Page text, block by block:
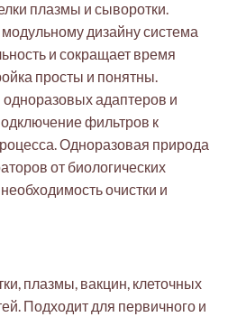
плазмы и сыворотки.
дизайну система
и сокращает время
просты и понятны.
одноразовых адаптеров и
фильтров к
Одноразовая природа
от биологических
очистки и
плазмы, вакцин, клеточных
Подходит для первичного и